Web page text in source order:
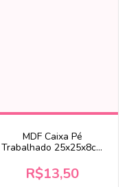
MDF Caixa Pé
Trabalhado 25x25x8cm
R$13,50